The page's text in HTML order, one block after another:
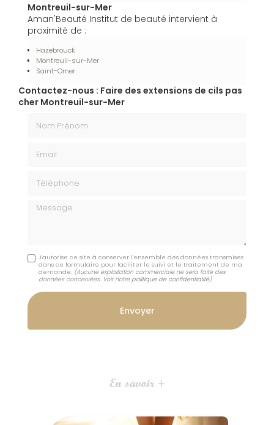
Montreuil-sur-Mer
Aman'Beauté Institut de beauté intervient à
proximité de :
Hazebrouck
Montreuil-sur-Mer
Saint-Omer
Contactez-nous : Faire des extensions de cils pas
cher Montreuil-sur-Mer
Message
J'autorise ce site à conserver l'ensemble des données transmises
dans ce formulaire pour faciliter le suivi et le traitement de ma
demande. (Aucune exploitation commerciale ne sera faite des
données concervées. Voir notre politique de confidentialité)
En savoir +